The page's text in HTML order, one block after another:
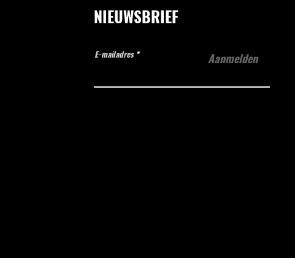
NIEUWSBRIEF
E-mailadres Aanmelden